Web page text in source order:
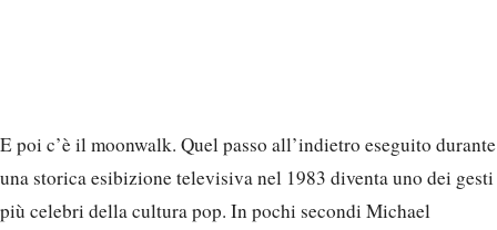
E poi c’è il moonwalk. Quel passo all’indietro eseguito durante
una storica esibizione televisiva nel 1983 diventa uno dei gesti
più celebri della cultura pop. In pochi secondi Michael